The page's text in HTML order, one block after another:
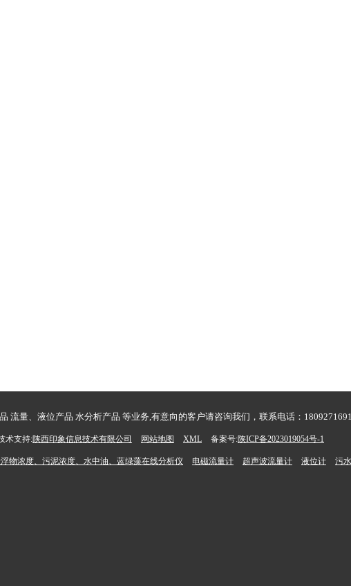
流量、液位产品 水分析产品 等业务,有意向的客户请咨询我们，联系电话：
术支持:陕西印象信息技术有限公司 网站地图 XML 备案号:陕ICP备2023019054号-1
物浓度、污泥浓度、水中油、蓝绿藻在线分析仪 电磁流量计 超声波流量计 液位计 污